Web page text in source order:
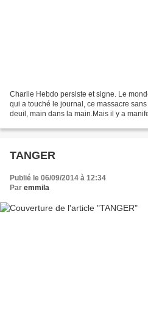
Charlie Hebdo persiste et signe. Le
qui a touché le journal, ce massacre
deuil, main dans la main.Mais il y a
TANGER
Publié le 06/09/2014 à 12:34
Par emmila